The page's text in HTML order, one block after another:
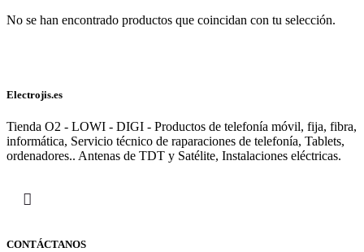
No se han encontrado productos que coincidan con tu selección.
Electrojis.es
Tienda O2 - LOWI - DIGI - Productos de telefonía móvil, fija, fibra,
informática, Servicio técnico de raparaciones de telefonía, Tablets,
ordenadores.. Antenas de TDT y Satélite, Instalaciones eléctricas.
CONTÁCTANOS